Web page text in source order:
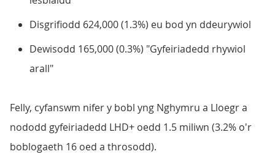
Disgrifiodd 624,000 (1.3%) eu bod yn ddeurywiol
Dewisodd 165,000 (0.3%) "Gyfeiriadedd rhywiol
arall"
Felly, cyfanswm nifer y bobl yng Nghymru a Lloegr a
nododd gyfeiriadedd LHD+ oedd 1.5 miliwn (3.2% o'r
boblogaeth 16 oed a throsodd).